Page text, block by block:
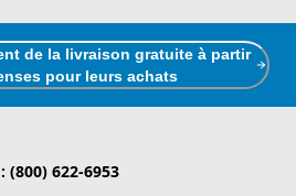
de la livraison gratuite à partir
pour leurs achats
(800) 622-6953